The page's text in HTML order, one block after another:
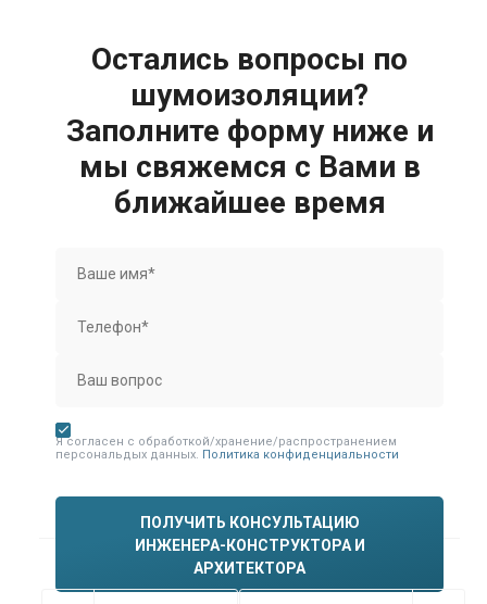
Остались вопросы по
шумоизоляции?
Заполните форму ниже и
мы свяжемся с Вами в
ближайшее время
Я согласен с обработкой/хранение/распространением
персональдых данных. Политика конфиденциальности
ПОЛУЧИТЬ КОНСУЛЬТАЦИЮ
ИНЖЕНЕРА-КОНСТРУКТОРА И
АРХИТЕКТОРА